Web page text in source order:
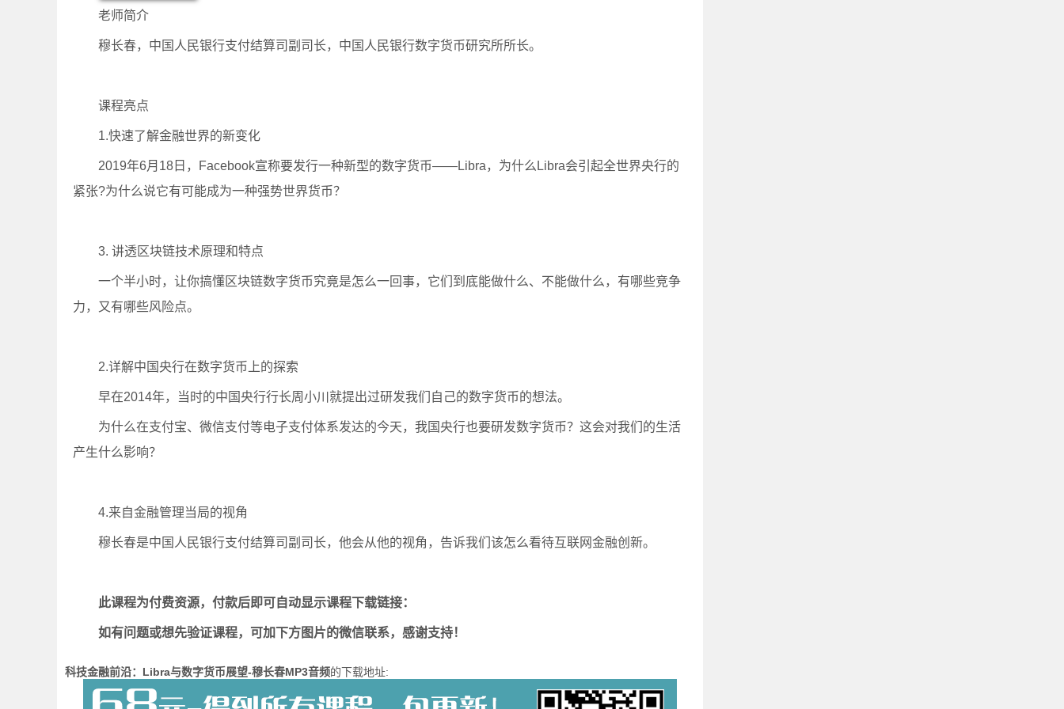
老师简介
穆长春，中国人民银行支付结算司副司长，中国人民银行数字货币研究所所长。
课程亮点
1.快速了解金融世界的新变化
2019年6月18日，Facebook宣称要发行一种新型的数字货币——Libra，为什么Libra会引起全世界央行的
紧张?为什么说它有可能成为一种强势世界货币？
3. 讲透区块链技术原理和特点
一个半小时，让你搞懂区块链数字货币究竟是怎么一回事，它们到底能做什么、不能做什么，有哪些竞争
力，又有哪些风险点。
2.详解中国央行在数字货币上的探索
早在2014年，当时的中国央行行长周小川就提出过研发我们自己的数字货币的想法。
为什么在支付宝、微信支付等电子支付体系发达的今天，我国央行也要研发数字货币？这会对我们的生活
产生什么影响？
4.来自金融管理当局的视角
穆长春是中国人民银行支付结算司副司长，他会从他的视角，告诉我们该怎么看待互联网金融创新。
此课程为付费资源，付款后即可自动显示课程下载链接：
如有问题或想先验证课程，可加下方图片的微信联系，感谢支持！
科技金融前沿：Libra与数字货币展望-穆长春MP3音频的下载地址: